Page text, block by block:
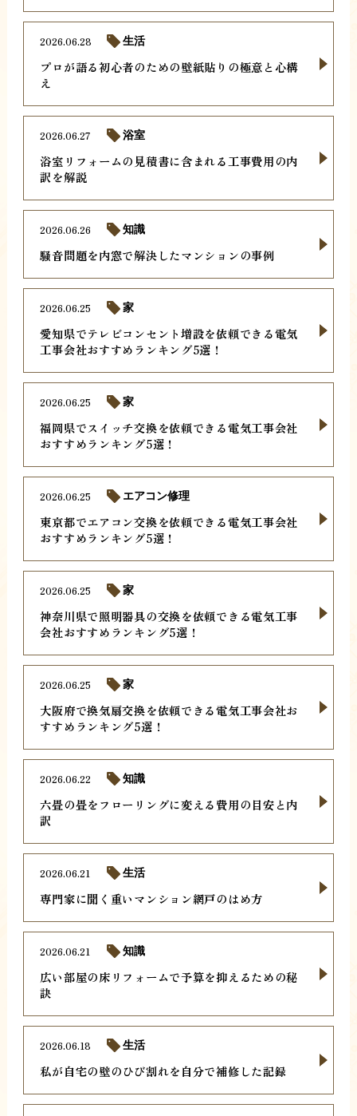
プロが語る初心者のための壁紙貼りの極意と心構
え
2026.06.28 生活
浴室リフォームの見積書に含まれる工事費用の内
訳を解説
2026.06.27 浴室
騒音問題を内窓で解決したマンションの事例
2026.06.26 知識
愛知県でテレビコンセント増設を依頼できる電気
工事会社おすすめランキング5選！
2026.06.25 家
福岡県でスイッチ交換を依頼できる電気工事会社
おすすめランキング5選！
2026.06.25 家
東京都でエアコン交換を依頼できる電気工事会社
おすすめランキング5選！
2026.06.25 エアコン修理
神奈川県で照明器具の交換を依頼できる電気工事
会社おすすめランキング5選！
2026.06.25 家
大阪府で換気扇交換を依頼できる電気工事会社お
すすめランキング5選！
2026.06.25 家
六畳の畳をフローリングに変える費用の目安と内
訳
2026.06.22 知識
専門家に聞く重いマンション網戸のはめ方
2026.06.21 生活
広い部屋の床リフォームで予算を抑えるための秘
訣
2026.06.21 知識
私が自宅の壁のひび割れを自分で補修した記録
2026.06.18 生活